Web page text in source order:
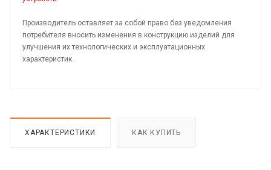
Производитель оставляет за собой право без уведомления
потребителя вносить изменения в конструкцию изделий для
улучшения их технологических и эксплуатационных
характеристик.
ХАРАКТЕРИСТИКИ КАК КУПИТЬ